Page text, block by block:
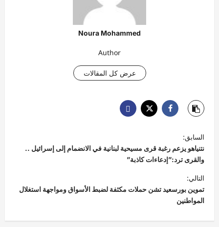
Noura Mohammed
Author
عرض كل المقالات
ت
ص
فّ
ح
ا
ل
م
السابق:
نتنياهو يزعم رغبة قرى مسيحية لبنانية في الانضمام إلى إسرائيل ..
والقرى ترد:”إدعاءات كاذبة”
التالي:
تموين بورسعيد تشن حملات مكثفة لضبط الأسواق ومواجهة استغلال
المواطنين